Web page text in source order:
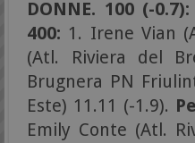
DONNE. 100 (-0.7):
400: 1. Irene Vian
(Atl. Riviera del
Brugnera PN
Este) 11.11 (-1.9).
Emily Conte (Atl.